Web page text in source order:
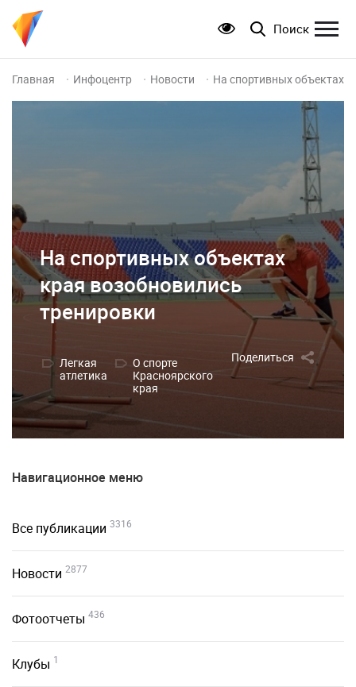
Поиск
Главная Инфоцентр Новости На спортивных объектах
На спортивных объектах
края возобновились
тренировки
Легкая
атлетика
О спорте
Красноярского
края
Поделиться
Навигационное меню
Все публикации 3316
Новости 2877
Фотоотчеты 436
Клубы 1